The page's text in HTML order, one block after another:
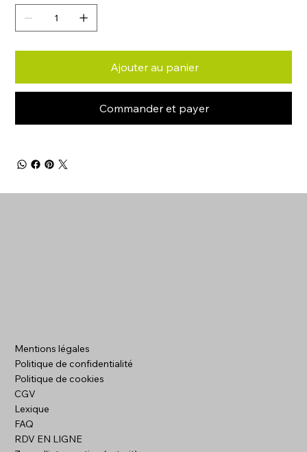
Ajouter au panier
Commander et payer
Mentions légales
Politique de confidentialité
Politique de cookies
CGV
Lexique
FAQ
RDV EN LIGNE